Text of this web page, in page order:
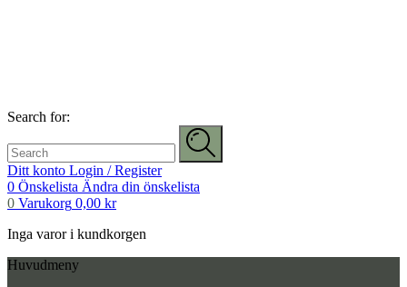
Search for:
Ditt konto Login / Register
0 Önskelista Ändra din önskelista
0 Varukorg 0,00 kr
Inga varor i kundkorgen
Huvudmeny